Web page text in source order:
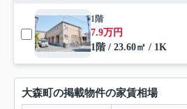
1階
7.9万円
1階 / 23.60㎡ / 1K
大森町の掲載物件の家賃相場